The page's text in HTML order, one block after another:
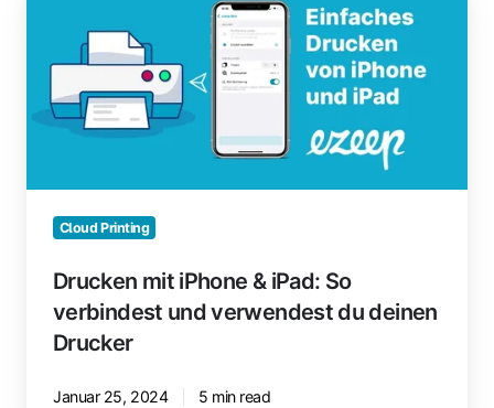
So
verbindest
verwendest
Drucker
Cloud Printing
Drucken mit iPhone & iPad: So
verbindest und verwendest du deinen
Drucker
Januar 25, 2024 5 min read